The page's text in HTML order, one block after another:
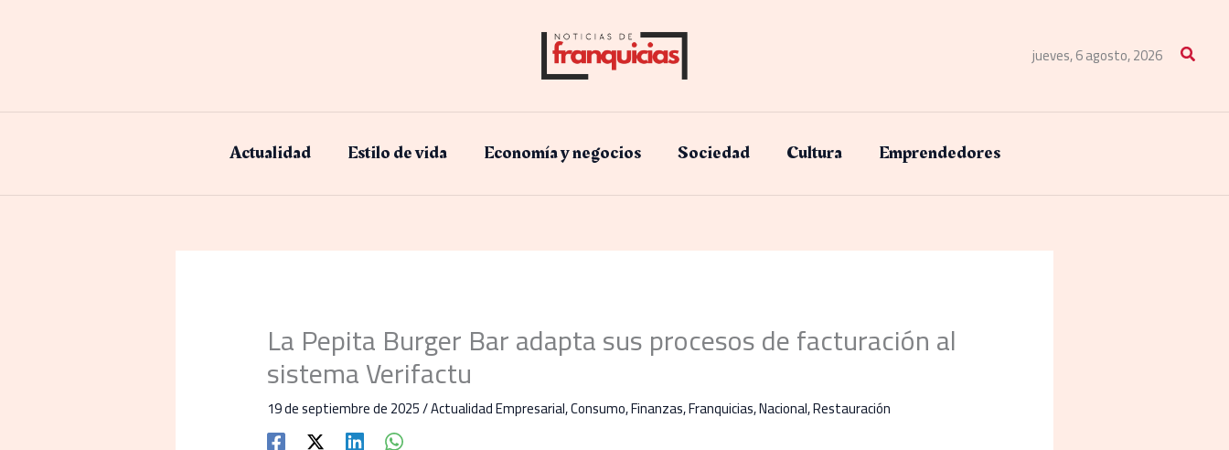
jueves, 6 agosto, 2026 Buscar
Actualidad Estilo de vida Economía y negocios​ Sociedad Cultura Emprendedores
La Pepita Burger Bar adapta sus procesos de facturación al
sistema Verifactu
19 de septiembre de 2025/Actualidad Empresarial,Consumo,Finanzas,Franquicias,Nacional,Restauración